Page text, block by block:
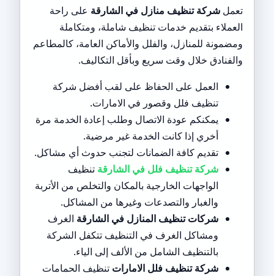
تعمل شركة تنظيف منازل في الشارقة على راحة
العملاء بتقديم خدمات تنظيف شاملة، ومتكاملة
ومضمونة للمنازل، والفلل والأماكن العامة، كالمطاعم
والفنادق خلال وقت سريع وبأقل التكاليف.
العمل على الحفاظ على لقب أفضل شركة
تنظيف فلل وقصور في الامارات.
يمكنكم عودة الاتصال وطلب إعادة الخدمة مرة
أخري إذا كانت الخدمة غير مرضية.
تقديم كافة الضمانات لتجنب حدوث أي مشاكل.
شركة تنظيف فلل في الشارقة تنظيف
الواجهات الخارجية بالمكان والتخلص من الأتربة
والغبار والتصدعات وغيرها من المشاكل.
شركات تنظيف المنازل في الشارقة الغرف
ومشاكل الغرف في التنظيف تتكفل الشركة
بالتنظيف الشامل من الألف إلى الياء.
شركة تنظيف فلل الامارات تنظيف الحمامات